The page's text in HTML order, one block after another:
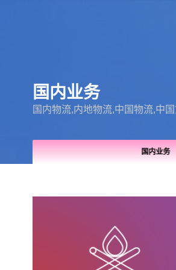
国内业务
国内物流,内地物流,中国物流,中
国内业务